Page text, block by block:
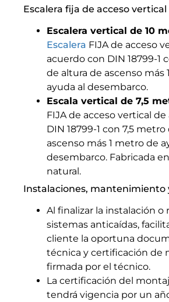
Escalera fija de acceso vertical
Escalera vertical de 10
Escalera FIJA de acceso
acuerdo con DIN 18799-1
de altura de ascenso más
ayuda al desembarco.
Escala vertical de 7,5
FIJA de acceso vertical
DIN 18799-1 con 7,5
ascenso más 1 metro de
desembarco. Fabricada
natural.
Instalaciones, mantenimiento
Al finalizar la instalación o
sistemas anticaídas,
cliente la oportuna
técnica y certificación de
firmada por el técnico.
La certificación del
tendrá vigencia por un